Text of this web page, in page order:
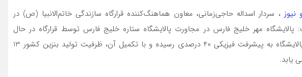
نیوز ، سردار اسداله حاجی‌زمانی، معاون هماهنگ‌کننده قرارگاه سازندگی خاتم‌الانبیا (ص) در
مهر خلیج فارس در مجاورت پالایشگاه ستاره خلیج فارس توسط قرارگاه در حال
ساخت است. تا امروز این پالایشگاه به پیشرفت فیزیکی 40 درصدی رسیده و با تکمیل آن، ظرفیت تولید بنزین کشور 13
یابد.